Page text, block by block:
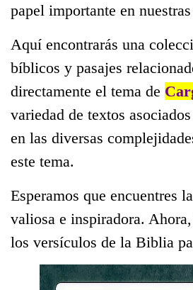
papel importante en
Aquí encontrarás una
bíblicos y pasajes
directamente el tema de
variedad de textos
en las diversas
este tema.
Esperamos que encuentres
valiosa e inspiradora.
los versículos de la Biblia